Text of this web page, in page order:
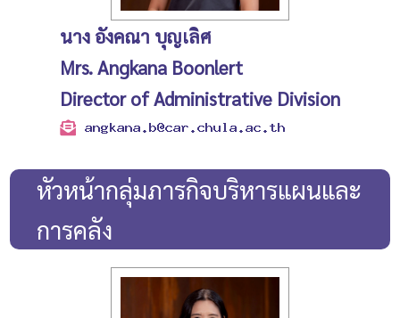
นาง อังคณา บุญเลิศ
Mrs. Angkana Boonlert
Director of Administrative Division
หัวหน้ากลุ่มภารกิจบริหารแผนและ
การคลัง